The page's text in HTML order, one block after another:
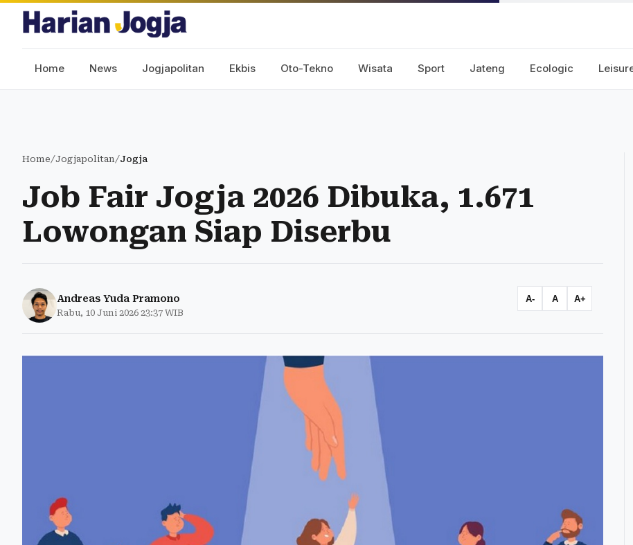
Home News Jogjapolitan Ekbis Oto-Tekno Wisata Sport Jateng Ecologic
Home/Jogjapolitan/Jogja
Job Fair Jogja 2026 Dibuka, 1.671
Lowongan Siap Diserbu
Andreas Yuda Pramono
Rabu, 10 Juni 2026 23:37 WIB
A- A A+